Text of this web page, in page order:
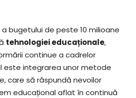
bugetului de peste 10 milioane
tehnologiei educaționale,
continue a cadrelor
este integrarea unor metode
care să răspundă nevoilor
educațional aflat în continuă